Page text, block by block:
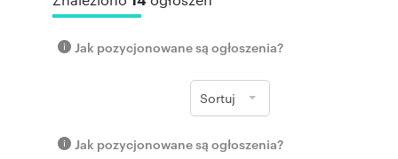
Jak pozycjonowane są ogłoszenia?
Sortuj
Jak pozycjonowane są ogłoszenia?